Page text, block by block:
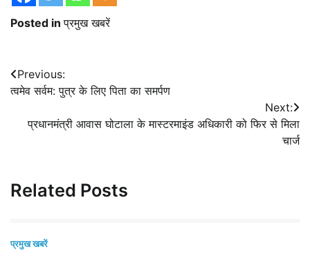
Posted inप्रमुख खबरें
Post
navigation
Previous:
त्वमेव सर्वम: पुत्र के लिए पिता का समर्पण
Next:
प्रधानमंत्री आवास घोटाला के मास्टरमाइंड अधिकारी को फिर से मिला
चार्ज
Related Posts
प्रमुख खबरें